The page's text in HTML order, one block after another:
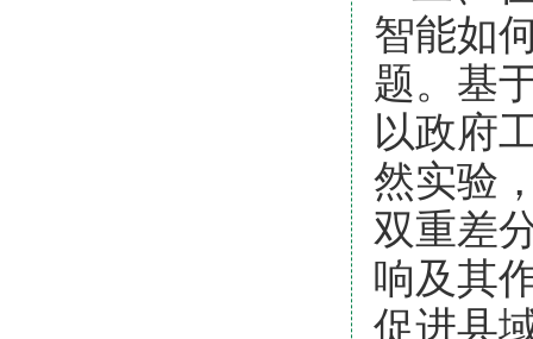
智能如
题。基
以政府
然实验
双重差
响及其
促进县